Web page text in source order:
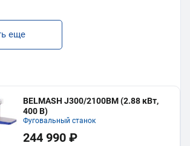
еще
BELMASH J300/2100ВМ (2.88 кВт,
400 В)
Фуговальный станок
244 990 ₽